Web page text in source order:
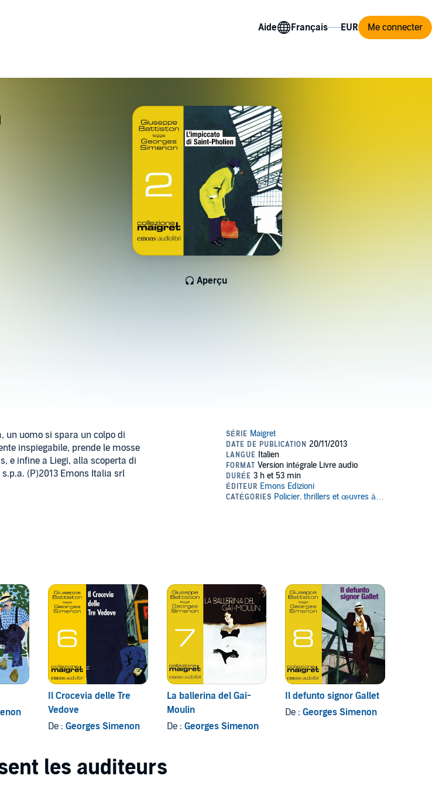
Aide Me connecter
Aperçu
un uomo si spara un colpo di
inspiegabile, prende le mosse
e infine a Liegi, alla scoperta di
(P)2013 Emons Italia srl
Il Crocevia delle Tre
Vedove
De : Georges Simenon
La ballerina del Gai-
Moulin
De : Georges Simenon
Il defunto signor Gallet
De :Georges Simenon